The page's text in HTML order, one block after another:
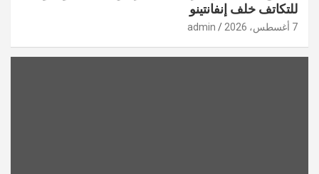
للتكاتف خلف إنفانتينو
7 أغسطس، 2026 admin